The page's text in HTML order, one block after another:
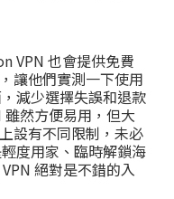
VPN 也會提供免費
讓他們實測一下使用
減少選擇失誤和退款
然方便易用，但大
設有不同限制，未必
度用家、臨時解鎖海
絕對是不錯的入